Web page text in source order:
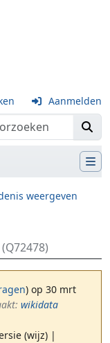
Aanmelden
weergeven
(Q72478)
) op 30 mrt
wikidata
(wijz) |